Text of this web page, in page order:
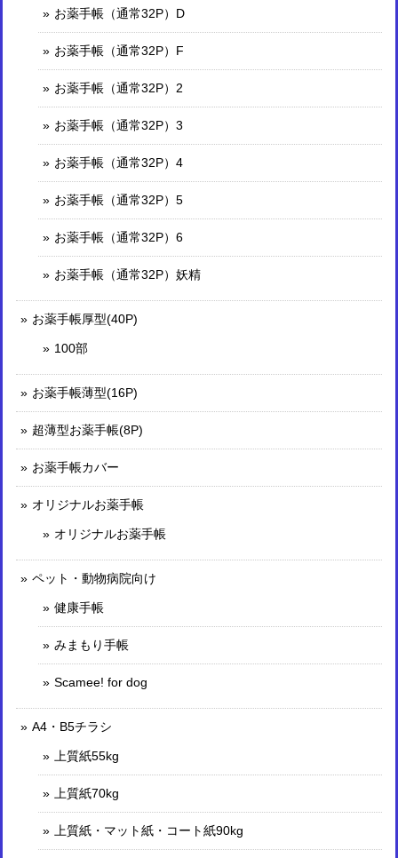
お薬手帳（通常32P）D
お薬手帳（通常32P）F
お薬手帳（通常32P）2
お薬手帳（通常32P）3
お薬手帳（通常32P）4
お薬手帳（通常32P）5
お薬手帳（通常32P）6
お薬手帳（通常32P）妖精
お薬手帳厚型(40P)
100部
お薬手帳薄型(16P)
超薄型お薬手帳(8P)
お薬手帳カバー
オリジナルお薬手帳
オリジナルお薬手帳
ペット・動物病院向け
健康手帳
みまもり手帳
Scamee! for dog
A4・B5チラシ
上質紙55kg
上質紙70kg
上質紙・マット紙・コート紙90kg